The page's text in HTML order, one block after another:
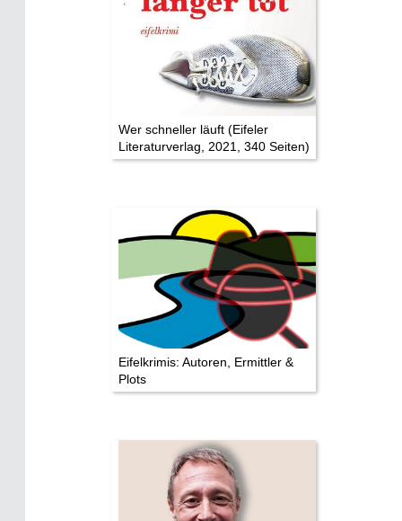
Eifelkarte:
Drehorte & Tatorte
Eifelkrimi: Keine Gutenachtgeschichte
Die Autoren
TV & Kino
Die Stars:
Wer hat wo gedreht?
Impressum
Datenschutz
Wer schneller läuft (Eifeler
Literaturverlag, 2021, 340 Seiten)
Eifelkrimis: Autoren, Ermittler &
Plots